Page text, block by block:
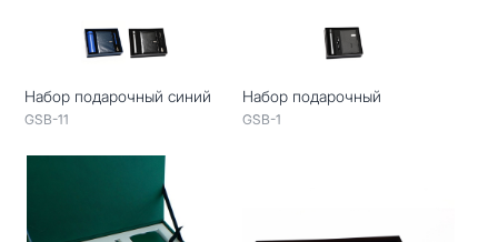
Набор подарочный синий
GSB-11
Набор подарочный
GSB-1